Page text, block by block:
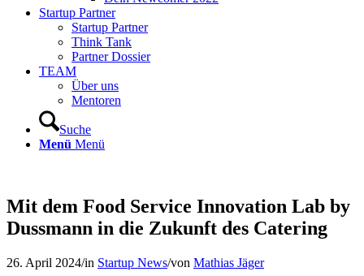
Startup Partner
Startup Partner
Think Tank
Partner Dossier
TEAM
Über uns
Mentoren
Suche
Menü Menü
Mit dem Food Service Innovation Lab by
Dussmann in die Zukunft des Catering
26. April 2024/in Startup News/von Mathias Jäger